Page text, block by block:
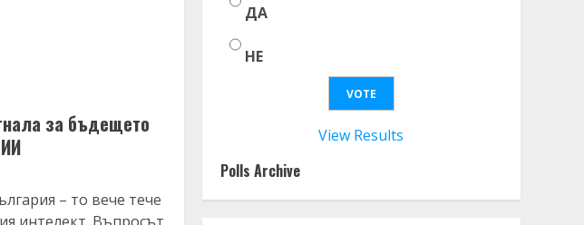
за бъдещето
– то вече тече
ДА
НЕ
View Results
Polls Archive